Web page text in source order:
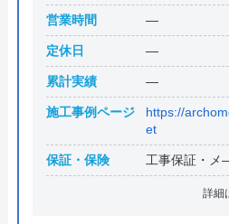
営業時間 ―
定休日 ―
累計実績 ―
施工事例ページ
https://
et
保証・保険 工事保証・
詳細